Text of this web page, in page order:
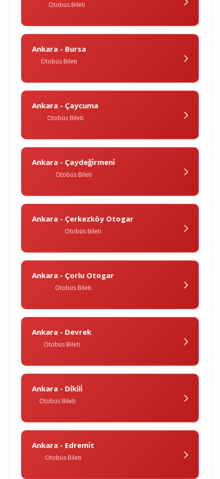
Otobüs Bileti
Ankara - Bursa
Otobüs Bileti
Ankara - Çaycuma
Otobüs Bileti
Ankara - Çaydeği̇rmeni̇
Otobüs Bileti
Ankara - Çerkezköy Otogar
Otobüs Bileti
Ankara - Çorlu Otogar
Otobüs Bileti
Ankara - Devrek
Otobüs Bileti
Ankara - Di̇ki̇li̇
Otobüs Bileti
Ankara - Edremi̇t
Otobüs Bileti